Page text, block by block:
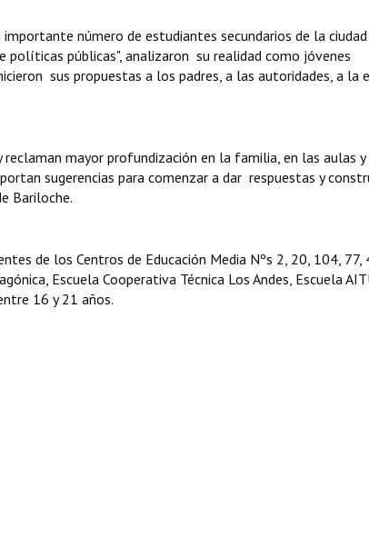
número de estudiantes secundarios de la ciudad
políticas públicas", analizaron su realidad como jóvenes
sus propuestas a los padres, a las autoridades, a la
mayor profundización en la familia, en las aulas y
sugerencias para comenzar a dar respuestas y
Bariloche.
de los Centros de Educación Media Nºs 2, 20, 104, 77,
Escuela Cooperativa Técnica Los Andes, Escuela
16 y 21 años.